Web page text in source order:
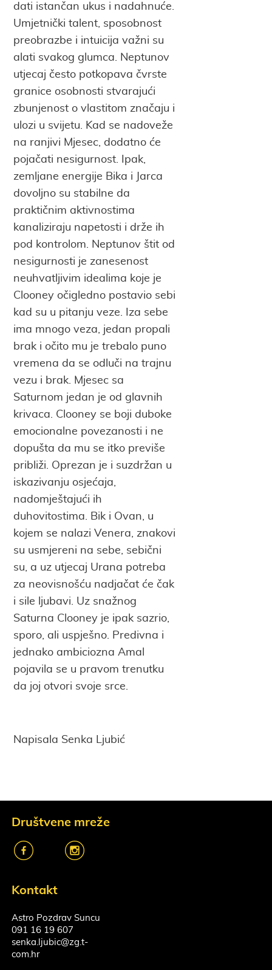
dati istančan ukus i nadahnuće.
Umjetnički talent, sposobnost
preobrazbe i intuicija važni su
alati svakog glumca. Neptunov
utjecaj često potkopava čvrste
granice osobnosti stvarajući
zbunjenost o vlastitom značaju i
ulozi u svijetu. Kad se nadoveže
na ranjivi Mjesec, dodatno će
pojačati nesigurnost. Ipak,
zemljane energije Bika i Jarca
dovoljno su stabilne da
praktičnim aktivnostima
kanaliziraju napetosti i drže ih
pod kontrolom. Neptunov štit od
nesigurnosti je zanesenost
neuhvatljivim idealima koje je
Clooney očigledno postavio sebi
kad su u pitanju veze. Iza sebe
ima mnogo veza, jedan propali
brak i očito mu je trebalo puno
vremena da se odluči na trajnu
vezu i brak. Mjesec sa
Saturnom jedan je od glavnih
krivaca. Clooney se boji duboke
emocionalne povezanosti i ne
dopušta da mu se itko previše
približi. Oprezan je i suzdržan u
iskazivanju osjećaja,
nadomještajući ih
duhovitostima. Bik i Ovan, u
kojem se nalazi Venera, znakovi
su usmjereni na sebe, sebični
su, a uz utjecaj Urana potreba
za neovisnošću nadjačat će čak
i sile ljubavi. Uz snažnog
Saturna Clooney je ipak sazrio,
sporo, ali uspješno. Predivna i
jednako ambiciozna Amal
pojavila se u pravom trenutku
da joj otvori svoje srce.
Napisala Senka Ljubić
Društvene mreže
k o
Kontakt
Astro Pozdrav Suncu
091 16 19 607
senka.ljubic@zg.t-
com.hr